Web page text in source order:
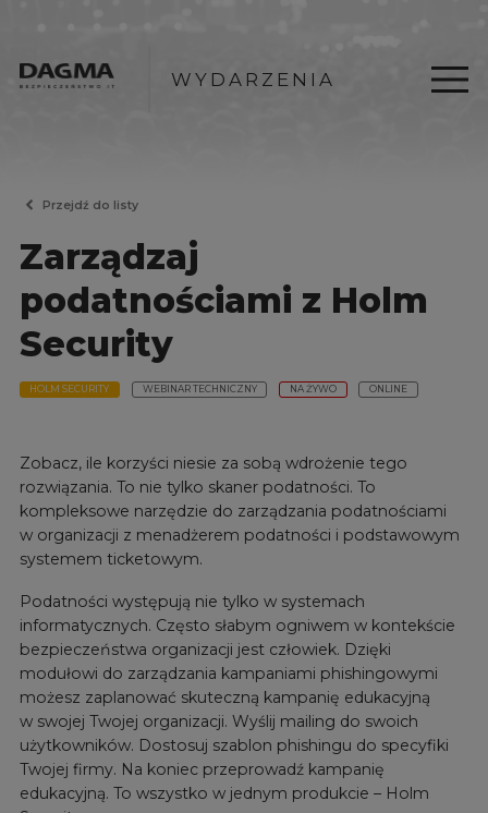
WYDARZENIA
Przejdź do listy
Zarządzaj
podatnościami z Holm
Security
HOLM SECURITY WEBINAR TECHNICZNY NA ŻYWO ONLINE
Zobacz, ile korzyści niesie za sobą wdrożenie tego
rozwiązania. To nie tylko skaner podatności. To
kompleksowe narzędzie do zarządzania podatnościami
w organizacji z menadżerem podatności i podstawowym
systemem ticketowym.
Podatności występują nie tylko w systemach
informatycznych. Często słabym ogniwem w kontekście
bezpieczeństwa organizacji jest człowiek. Dzięki
modułowi do zarządzania kampaniami phishingowymi
możesz zaplanować skuteczną kampanię edukacyjną
w swojej Twojej organizacji. Wyślij mailing do swoich
użytkowników. Dostosuj szablon phishingu do specyfiki
Twojej firmy. Na koniec przeprowadź kampanię
edukacyjną. To wszystko w jednym produkcie – Holm